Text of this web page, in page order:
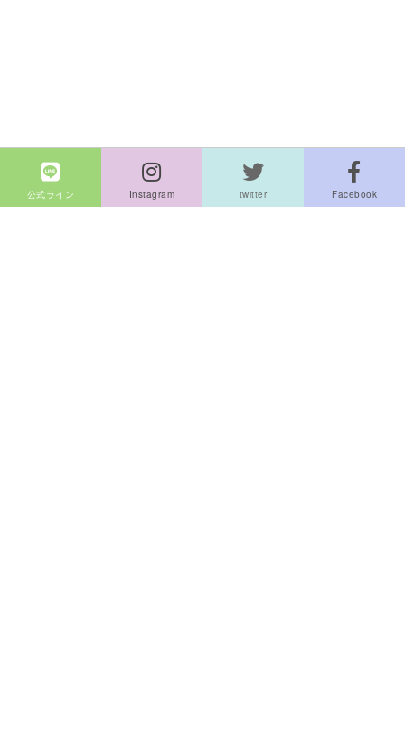
公式ライン Instagram twitter Facebook